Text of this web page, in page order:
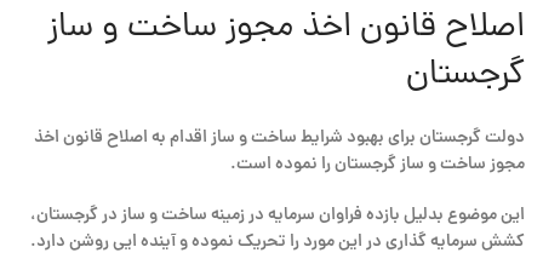
اصلاح قانون اخذ مجوز ساخت و ساز
گرجستان
دولت گرجستان برای بهبود شرایط ساخت و ساز اقدام به اصلاح قانون اخذ
مجوز ساخت و ساز گرجستان را نموده است.
این موضوع بدلیل بازده فراوان سرمایه در زمینه ساخت و ساز در گرجستان،
کشش سرمایه گذاری در این مورد را تحریک نموده و آینده ایی روشن دارد.